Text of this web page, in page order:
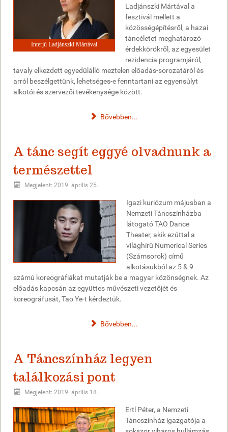
Interjú Ladjánszki Mártával
Ladjánszki Mártával a
fesztivál mellett a
közösségépítésről, a hazai
táncéletet meghatározó
érdekkörökről, az egyesület
rezidencia programjáról,
tavaly elkezdett egyedülálló meztelen előadás-sorozatáról és
arról beszélgettünk, lehetséges-e fenntartani az egyensúlyt
alkotói és szervezői tevékenysége között.
Bővebben...
A tánc segít eggyé olvadnunk a
természettel
Megjelent: 2019. április 25.
Igazi kuriózum májusban a
Nemzeti Táncszínházba
látogató TAO Dance
Theater, akik ezúttal a
világhírű Numerical Series
(Számsorok) című
alkotásukból az 5 & 9
számú koreográfiákat mutatják be a magyar közönségnek. Az
előadás kapcsán az együttes művészeti vezetőjét és
koreográfusát, Tao Ye-t kérdeztük.
Bővebben...
A Táncszínház legyen
találkozási pont
Megjelent: 2019. április 18.
Ertl Péter, a Nemzeti
Táncszínház igazgatója a